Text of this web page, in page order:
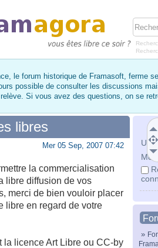
le forum historique de Framasoft, ferme
possible de consulter les discussions
Si vous avez des questions, on se
Mot
»
libres
Mer 05 Sep, 2007 07:42
la commercialisation
libre diffusion de vos
merci de bien vouloir placer
libre en regard de votre
la licence Art Libre ou CC-by